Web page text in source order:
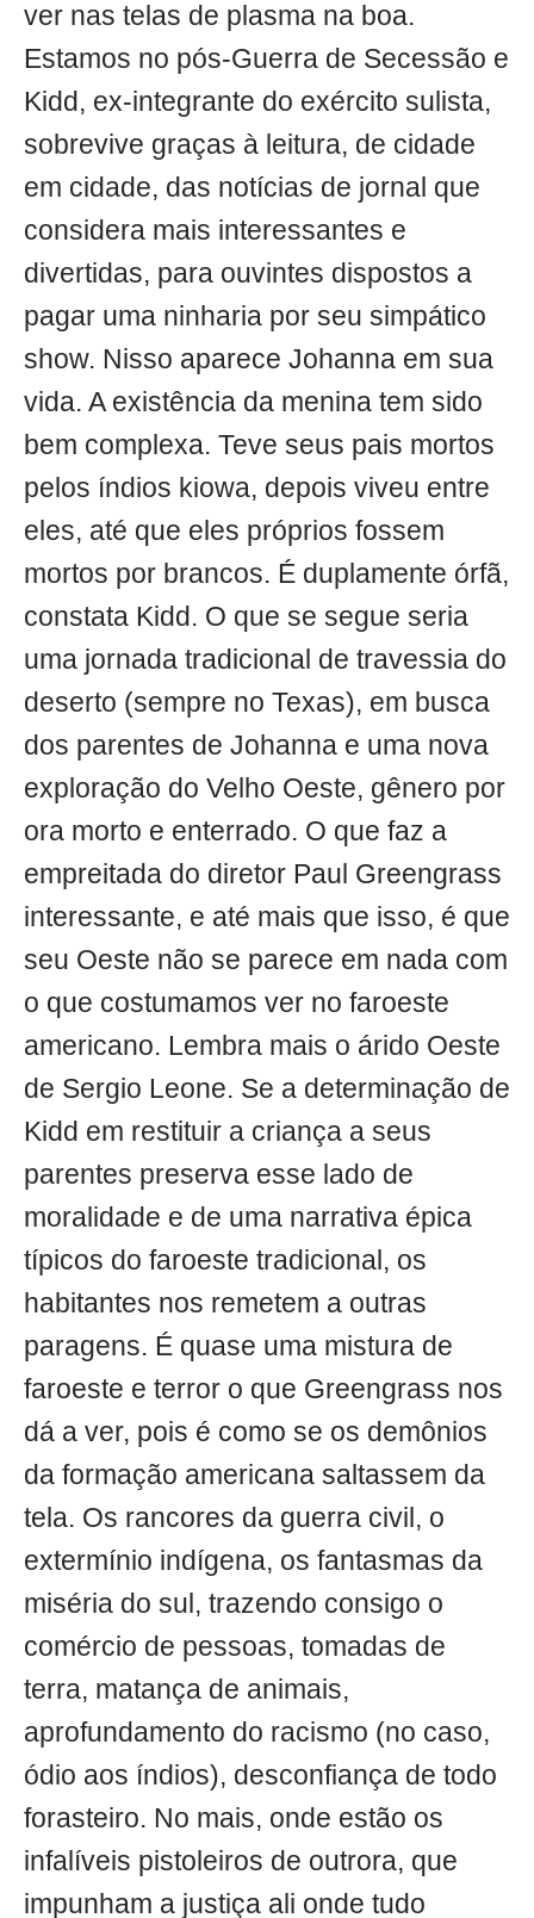
ver nas telas de plasma na boa.
Estamos no pós-Guerra de Secessão e
Kidd, ex-integrante do exército sulista,
sobrevive graças à leitura, de cidade
em cidade, das notícias de jornal que
considera mais interessantes e
divertidas, para ouvintes dispostos a
pagar uma ninharia por seu simpático
show. Nisso aparece Johanna em sua
vida. A existência da menina tem sido
bem complexa. Teve seus pais mortos
pelos índios kiowa, depois viveu entre
eles, até que eles próprios fossem
mortos por brancos. É duplamente órfã,
constata Kidd. O que se segue seria
uma jornada tradicional de travessia do
deserto (sempre no Texas), em busca
dos parentes de Johanna e uma nova
exploração do Velho Oeste, gênero por
ora morto e enterrado. O que faz a
empreitada do diretor Paul Greengrass
interessante, e até mais que isso, é que
seu Oeste não se parece em nada com
o que costumamos ver no faroeste
americano. Lembra mais o árido Oeste
de Sergio Leone. Se a determinação de
Kidd em restituir a criança a seus
parentes preserva esse lado de
moralidade e de uma narrativa épica
típicos do faroeste tradicional, os
habitantes nos remetem a outras
paragens. É quase uma mistura de
faroeste e terror o que Greengrass nos
dá a ver, pois é como se os demônios
da formação americana saltassem da
tela. Os rancores da guerra civil, o
extermínio indígena, os fantasmas da
miséria do sul, trazendo consigo o
comércio de pessoas, tomadas de
terra, matança de animais,
aprofundamento do racismo (no caso,
ódio aos índios), desconfiança de todo
forasteiro. No mais, onde estão os
infalíveis pistoleiros de outrora, que
impunham a justiça ali onde tudo